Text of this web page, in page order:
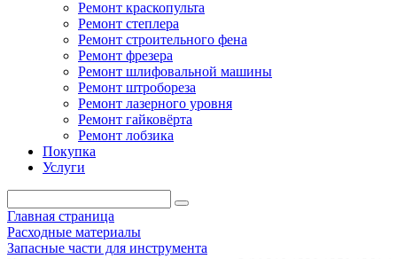
Ремонт краскопульта
Ремонт степлера
Ремонт строительного фена
Ремонт фрезера
Ремонт шлифовальной машины
Ремонт штробореза
Ремонт лазерного уровня
Ремонт гайковёрта
Ремонт лобзика
Покупка
Услуги
Главная страница
Расходные материалы
Запасные части для инструмента